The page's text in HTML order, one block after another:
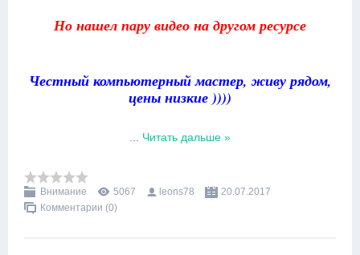
Но нашел пару видео на другом ресурсе
Честный компьютерный мастер, живу рядом,
цены низкие ))))
Читать дальше »
Внимание 5067 leons78
20.07.2017
Комментарии (0)